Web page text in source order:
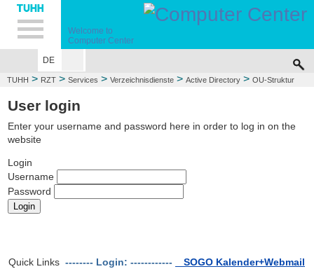
Hauptnavigation
Unternavigation
Inhalt
Suche
Welcome to
Computer Center
DE
TUHH > RZT > Services > Verzeichnisdienste > Active Directory > OU-Struktur
User login
Enter your username and password here in order to log in on the
website
Login
Username
Password
Quick Links -------- Login: ------------
SOGO Kalender+Webmail